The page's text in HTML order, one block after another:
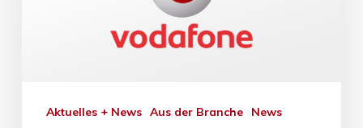
Aktuelles + News Aus der Branche News